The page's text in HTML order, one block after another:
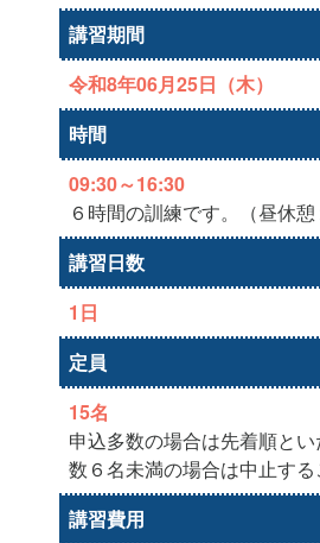
講習期間
令和8年06月25日（木）
時間
09:30～16:30
６時間の訓練です。（昼休憩
講習日数
1日
定員
15名
申込多数の場合は先着順と
数６名未満の場合は中止する
講習費用